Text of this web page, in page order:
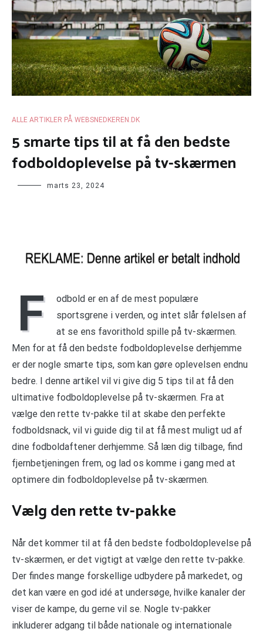
ALLE ARTIKLER PÅ WEBSNEDKEREN.DK
5 smarte tips til at få den bedste
fodboldoplevelse på tv-skærmen
marts 23, 2024
F
odbold er en af de mest populære
sportsgrene i verden, og intet slår følelsen af
at se ens favorithold spille på tv-skærmen.
Men for at få den bedste fodboldoplevelse derhjemme
er der nogle smarte tips, som kan gøre oplevelsen endnu
bedre. I denne artikel vil vi give dig 5 tips til at få den
ultimative fodboldoplevelse på tv-skærmen. Fra at
vælge den rette tv-pakke til at skabe den perfekte
fodboldsnack, vil vi guide dig til at få mest muligt ud af
dine fodboldaftener derhjemme. Så læn dig tilbage, find
fjernbetjeningen frem, og lad os komme i gang med at
optimere din fodboldoplevelse på tv-skærmen.
Vælg den rette tv-pakke
Når det kommer til at få den bedste fodboldoplevelse på
tv-skærmen, er det vigtigt at vælge den rette tv-pakke.
Der findes mange forskellige udbydere på markedet, og
det kan være en god idé at undersøge, hvilke kanaler der
viser de kampe, du gerne vil se. Nogle tv-pakker
inkluderer adgang til både nationale og internationale